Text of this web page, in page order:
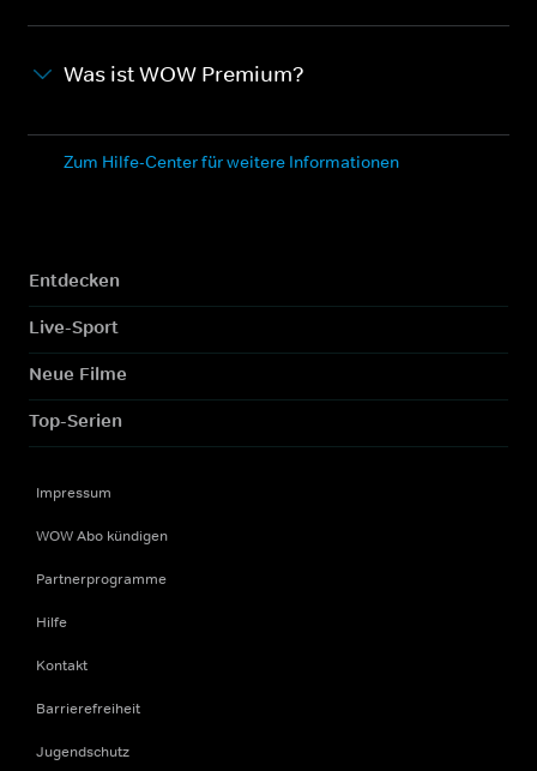
Was ist WOW Premium?
Zum Hilfe-Center für weitere Informationen
Entdecken
Live-Sport
Neue Filme
Top-Serien
Impressum
WOW Abo kündigen
Partnerprogramme
Hilfe
Kontakt
Barrierefreiheit
Jugendschutz